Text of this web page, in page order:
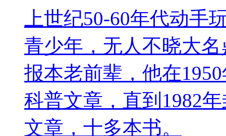
上世纪50-60年代动手
青少年，无人不晓大
报本老前辈，他在
科普文章，直到1982
文章，十多本书。